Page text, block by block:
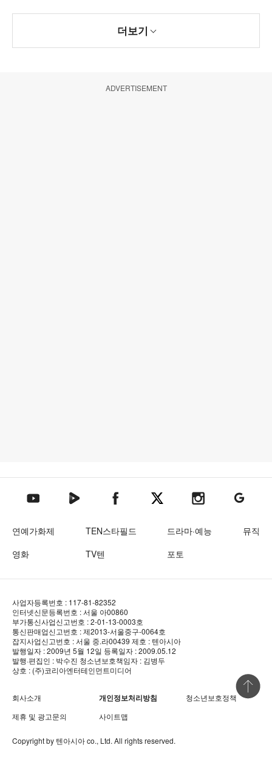
더보기
ADVERTISEMENT
텐아시아 유튜브텐아시아 네이버TV텐아시아 페이스북텐아시아 엑스텐아시아 인스타그램
텐아시아
연예가화제 TEN스타필드 드라마·예능
뮤직
영화
TV텐 포토
사업자등록번호 : 117-81-82352
인터넷신문등록번호 : 서울 아00860
부가통신사업신고번호 : 2-01-13-0003호
통신판매업신고번호 : 제2013-서울중구-0064호
잡지사업신고번호 : 서울 중.라00439 제호 : 텐아시아
발행일자 : 2009년 5월 12일 등록일자 : 2009.05.12
발행·편집인 : 박수진 청소년보호책임자 : 김병두
상호 : (주)코리아엔터테인먼트미디어
회사소개 개인정보처리방침
청소년보호정책
제휴 및 광고문의
사이트맵
Copyright by 텐아시아co., Ltd. All rights reserved.
상단 바로